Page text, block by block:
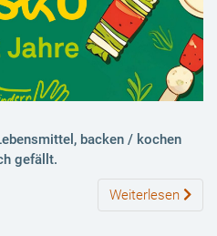
backen / kochen
gefällt.
Weiterlesen